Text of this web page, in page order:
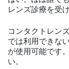
レンズ診療を受け
コンタクトレン
では利用できな
が使用可能です
い。